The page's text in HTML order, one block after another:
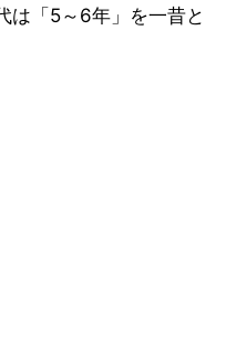
は「5～6年」を一昔と